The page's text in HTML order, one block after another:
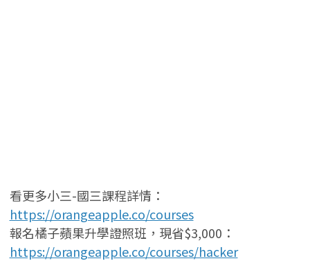
看更多小三-國三課程詳情：
https://orangeapple.co/courses
報名橘子蘋果升學證照班，現省$3,000：
https://orangeapple.co/courses/hacker